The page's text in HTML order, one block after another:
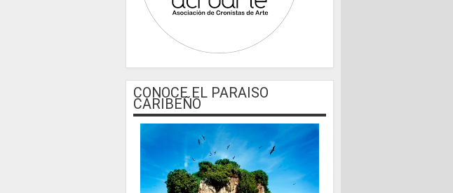
CONOCE EL PARAISO
CARIBEÑO